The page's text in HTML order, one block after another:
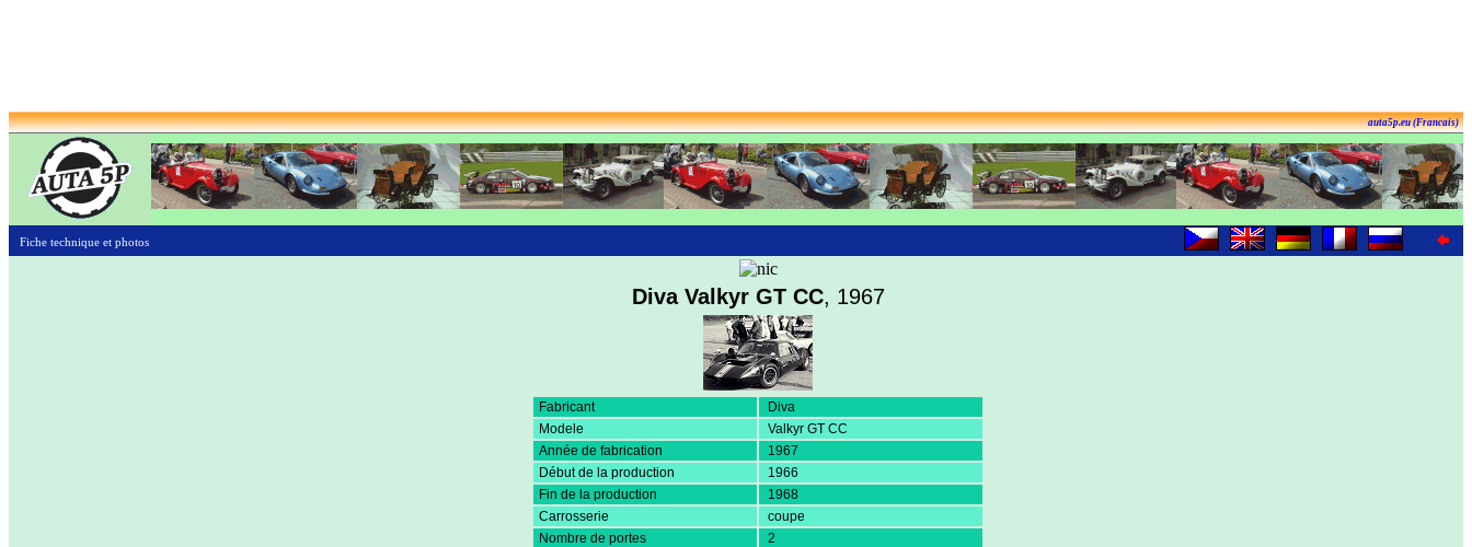
auta5p.eu (Francais)
Fiche technique et photos
Diva Valkyr GT CC, 1967
Fabricant
Diva
Modele
Valkyr GT CC
Année de fabrication
1967
Début de la production
1966
Fin de la production
1968
Carrosserie
coupe
Nombre de portes
2